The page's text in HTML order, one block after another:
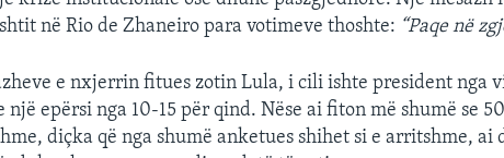
në Rio de Zhaneiro para votimeve thoshte: “Paqe në
e nxjerrin fitues zotin Lula, i cili ishte president nga
një epërsi nga 10-15 për qind. Nëse ai fiton më shumë se
diçka që nga shumë anketues shihet si e arritshme, ai